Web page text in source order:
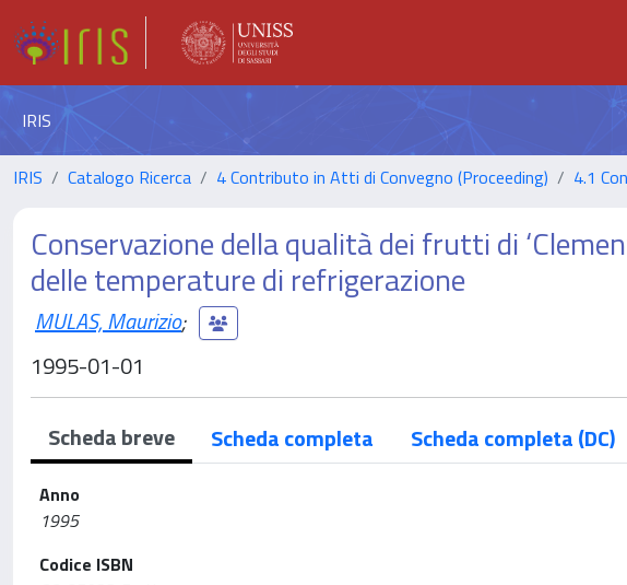
IRIS
IRIS Catalogo Ricerca 4 Contributo in Atti di Convegno (Proceeding) 4.1
Conservazione della qualità dei frutti di
delle temperature di refrigerazione
MULAS, Maurizio;
1995-01-01
Scheda breve Scheda completa Scheda completa (DC)
Anno
1995
Codice ISBN